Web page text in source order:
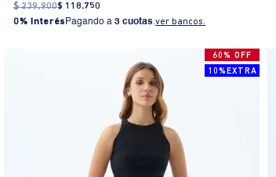
$ 239.900$ 118.750
0% Interés Pagando a 3 cuotas.ver bancos.
60% OFF
10%EXTRA